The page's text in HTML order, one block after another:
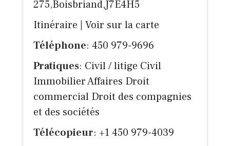
275,Boisbriand,J7E4H5
Itinéraire
Voir sur la carte
Téléphone: 450 979-9696
Pratiques: Civil / litige Civil
Immobilier Affaires Droit
commercial Droit des compagnies
et des sociétés
Télécopieur: +1 450 979-4039